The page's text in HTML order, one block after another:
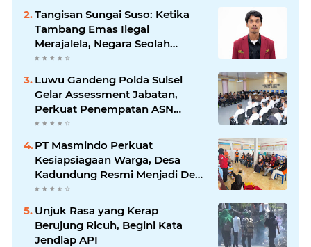
Tangisan Sungai Suso: Ketika
Tambang Emas Ilegal
Merajalela, Negara Seolah
Memilih Diam
Luwu Gandeng Polda Sulsel
Gelar Assessment Jabatan,
Perkuat Penempatan ASN
Berbasis Kompetensi
PT Masmindo Perkuat
Kesiapsiagaan Warga, Desa
Kadundung Resmi Menjadi Desa
Tangguh Bencana
Unjuk Rasa yang Kerap
Berujung Ricuh, Begini Kata
Jendlap API